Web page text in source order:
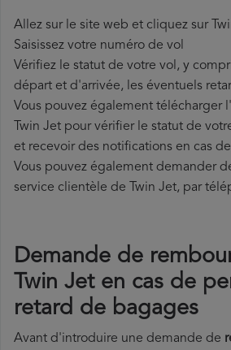
Allez sur le site web et cliquez sur
Saisissez votre numéro de vol
Vérifiez le statut de votre vol, y
départ et d'arrivée, les éventuels
Vous pouvez également télécharger
Twin Jet pour vérifier le statut de
et recevoir des notifications en cas
Vous pouvez également demander
service clientèle de Twin Jet, par
Demande de
Twin Jet en cas de
retard de bagages
Avant d'introduire une demande de